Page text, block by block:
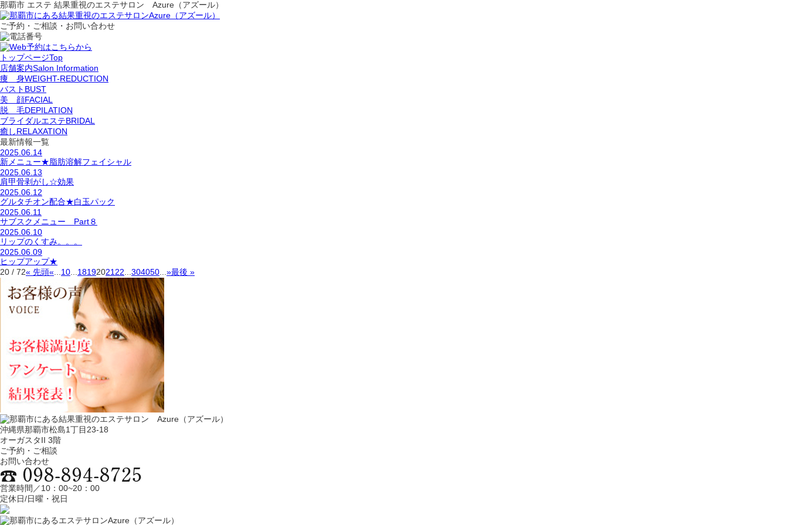
那覇市 エステ 結果重視のエステサロン Azure（アズール）
ご予約・ご相談・お問い合わせ
トップページTop
店舗案内Salon Information
痩 身WEIGHT-REDUCTION
バスト BUST
美 顔FACIAL
脱 毛DEPILATION
ブライダルエステBRIDAL
癒しRELAXATION
最新情報一覧
2025.06.14
新メニュー★脂肪溶解フェイシャル
2025.06.13
肩甲骨剥がし☆効果
2025.06.12
グルタチオン配合★白玉パック
2025.06.11
サブスクメニュー Part８
2025.06.10
リップのくすみ。。。
2025.06.09
ヒップアップ★
20 / 72« 先頭« 10 18192021 22 304050 »最後 »
沖縄県那覇市松島1丁目23-18
オーガスタII 3階
ご予約・ご相談
お問い合わせ
営業時間／10：00~20：00
定休日/日曜・祝日